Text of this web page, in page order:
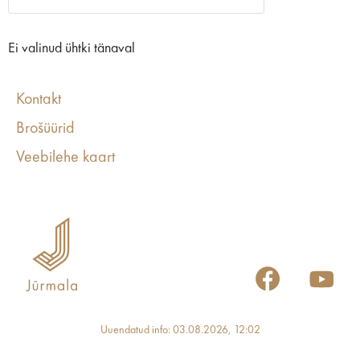
Ei valinud ühtki tänaval
Kontakt
Brošüürid
Veebilehe kaart
Uuendatud info: 03.08.2026, 12:02